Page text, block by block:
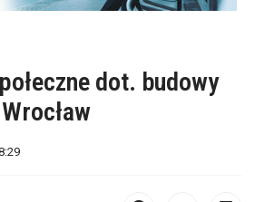
dot. budowy